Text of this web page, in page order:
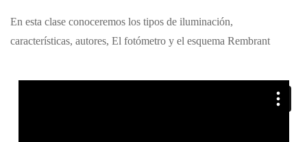
En esta clase conoceremos los tipos de iluminación,
características, autores, El fotómetro y el esquema Rembrant